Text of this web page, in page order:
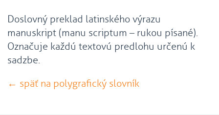
Doslovný preklad latinského výrazu
manuskript (manu scriptum – rukou písané).
Označuje každú textovú predlohu určenú k
sadzbe.
← späť na polygrafický slovník